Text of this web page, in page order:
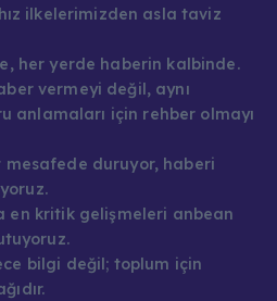
ilkelerimizden asla taviz
her yerde haberin kalbinde.
vermeyi değil, aynı
anlamaları için rehber olmayı
duruyor, haberi
en kritik gelişmeleri anbean
bilgi değil; toplum için